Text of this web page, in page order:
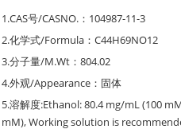
1.CAS号/CASNO.：104987-11-3
2.化学式/Formula：C44H69NO12
3.分子量/M.Wt：804.02
4.外观/Appearance：固体
5.溶解度:Ethanol: 80.4 mg/mL (100
mM), Working solution is